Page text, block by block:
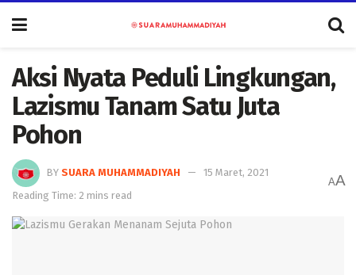
Aksi Nyata Peduli Lingkungan,
Lazismu Tanam Satu Juta
Pohon
BY SUARA MUHAMMADIYAH
15 Maret, 2021
Reading Time: 2 mins read
AA